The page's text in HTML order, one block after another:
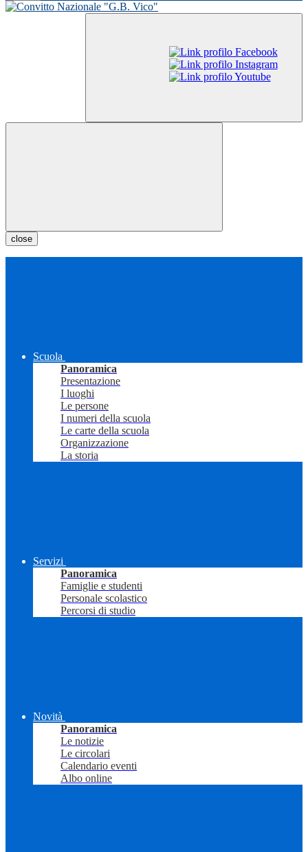
close
Scuola
Panoramica
Presentazione
I luoghi
Le persone
I numeri della scuola
Le carte della scuola
Organizzazione
La storia
Servizi
Panoramica
Famiglie e studenti
Personale scolastico
Percorsi di studio
Novità
Panoramica
Le notizie
Le circolari
Calendario eventi
Albo online